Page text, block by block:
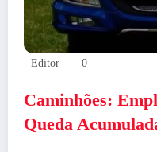
Editor 0
Caminhões:
Queda